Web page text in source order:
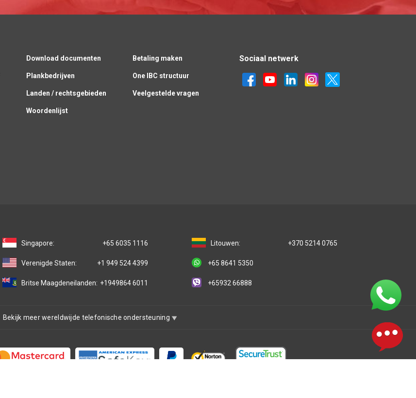
Download documenten
Plankbedrijven
Landen / rechtsgebieden
Woordenlijst
Betaling maken
One IBC structuur
Veelgestelde vragen
Sociaal netwerk
Singapore: +65 6035 1116
Verenigde Staten: +1 949 524 4399
Britse Maagdeneilanden: +1949864 6011
Litouwen: +370 5214 0765
+65 8641 5350
+65932 66888
Bekijk meer wereldwijde telefonische ondersteuning